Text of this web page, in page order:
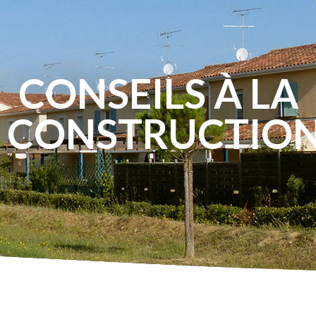
CONSEILS À LA